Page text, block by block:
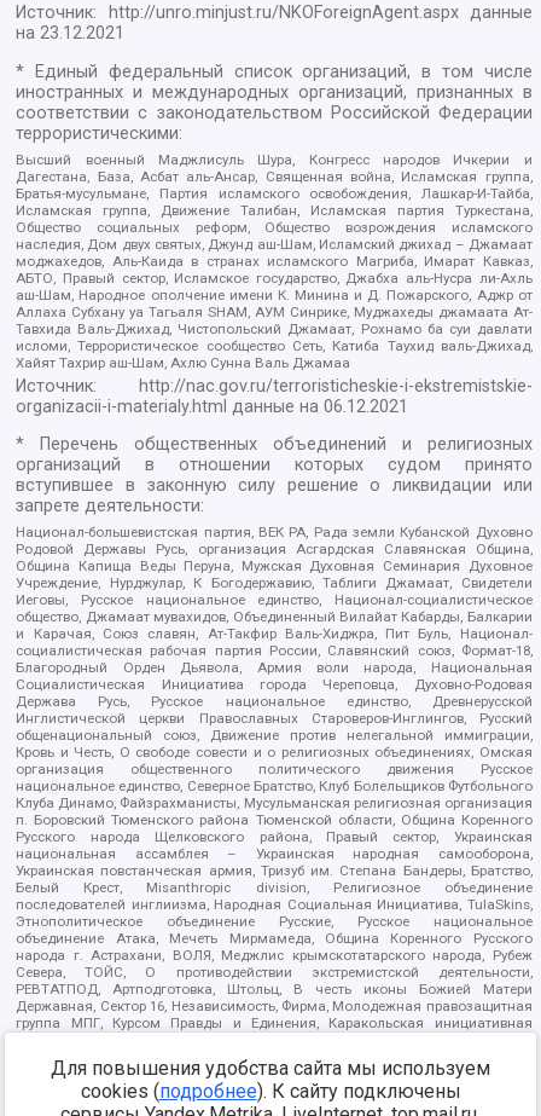
Источник: http://unro.minjust.ru/NKOForeignAgent.aspxданные
на23.12.2021
* Единый федеральный список организаций, в том числе
иностранных и международных организаций, признанных в
соответствии с законодательством Российской Федерации
террористическими:
Высший военный Маджлисуль Шура, Конгресс народов Ичкерии и
Дагестана, База, Асбат аль-Ансар, Священная война, Исламская группа,
Братья-мусульмане, Партия исламского освобождения, Лашкар-И-Тайба,
Исламская группа, Движение Талибан, Исламская партия Туркестана,
Общество социальных реформ, Общество возрождения исламского
наследия, Дом двух святых, Джунд аш-Шам, Исламский джихад – Джамаат
моджахедов, Аль-Каида в странах исламского Магриба, Имарат Кавказ,
АБТО, Правый сектор, Исламское государство, Джабха аль-Нусра ли-Ахль
аш-Шам, Народное ополчение имени К. Минина и Д. Пожарского, Аджр от
Аллаха Субхану уа Тагьаля SHAM, АУМ Синрике, Муджахеды джамаата Ат-
Тавхида Валь-Джихад, Чистопольский Джамаат, Рохнамо ба суи давлати
исломи, Террористическое сообщество Сеть, Катиба Таухид валь-Джихад,
Хайят Тахрир аш-Шам, Ахлю Сунна Валь Джамаа
Источник:
http://nac.gov.ru/terroristicheskie-i-ekstremistskie-
organizacii-i-materialy.html данные на06.12.2021
* Перечень общественных объединений и религиозных
организаций в отношении которых судом принято
вступившее в законную силу решение о ликвидации или
запрете деятельности:
Национал-большевистская партия, ВЕК РА, Рада земли Кубанской Духовно
Родовой Державы Русь, организация Асгардская Славянская Община,
Община Капища Веды Перуна, Мужская Духовная Семинария Духовное
Учреждение, Нурджулар, К Богодержавию, Таблиги Джамаат, Свидетели
Иеговы, Русское национальное единство, Национал-социалистическое
общество, Джамаат мувахидов, Объединенный Вилайат Кабарды, Балкарии
и Карачая, Союз славян, Ат-Такфир Валь-Хиджра, Пит Буль, Национал-
социалистическая рабочая партия России, Славянский союз, Формат-18,
Благородный Орден Дьявола, Армия воли народа, Национальная
Социалистическая Инициатива города Череповца, Духовно-Родовая
Держава Русь, Русское национальное единство, Древнерусской
Инглистической церкви Православных Староверов-Инглингов, Русский
общенациональный союз, Движение против нелегальной иммиграции,
Кровь и Честь, О свободе совести и о религиозных объединениях, Омская
организация общественного политического движения Русское
национальное единство, Северное Братство, Клуб Болельщиков Футбольного
Клуба Динамо, Файзрахманисты, Мусульманская религиозная организация
п. Боровский Тюменского района Тюменской области, Община Коренного
Русского народа Щелковского района, Правый сектор, Украинская
национальная ассамблея – Украинская народная самооборона,
Украинская повстанческая армия, Тризуб им. Степана Бандеры, Братство,
Белый Крест, Misanthropic division, Религиозное объединение
последователей инглиизма, Народная Социальная Инициатива, TulaSkins,
Этнополитическое объединение Русские, Русское национальное
объединение Атака, Мечеть Мирмамеда, Община Коренного Русского
народа г. Астрахани, ВОЛЯ, Меджлис крымскотатарского народа, Рубеж
Севера, ТОЙС, О противодействии экстремистской деятельности,
РЕВТАТПОД, Артподготовка, Штольц, В честь иконы Божией Матери
Державная, Сектор 16, Независимость, Фирма, Молодежная правозащитная
группа МПГ, Курсом Правды и Единения, Каракольская инициативная
Благотворительный пансионат Ак Умут, Русская республика Русь,
Арестантское уголовное единство, Башкорт, Нация и свобода, W.H.С., Фалунь
Дафа, Иртыш Ultras, Русский Патриотический клуб-Новокузнецк/РПК,
Сибирский державный союз, Фонд борьбы с коррупцией, Фонд защиты прав
Для повышения удобства сайта мы используем
cookies (подробнее). К сайту подключены